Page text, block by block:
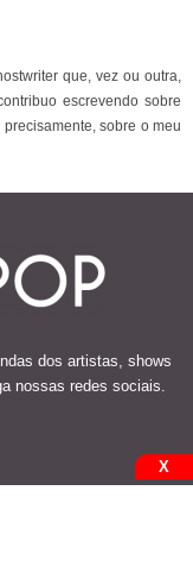
que, vez ou outra,
escrevendo sobre
sobre o meu
dos artistas, shows
nossas redes sociais.
X